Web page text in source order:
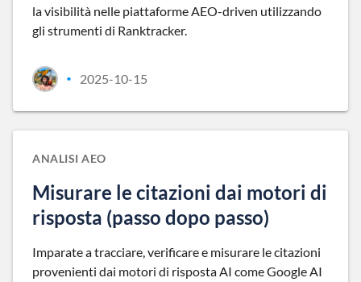
la visibilità nelle piattaforme AEO-driven utilizzando
gli strumenti di Ranktracker.
• 2025-10-15
ANALISI AEO
Misurare le citazioni dai motori di
risposta (passo dopo passo)
Imparate a tracciare, verificare e misurare le citazioni
provenienti dai motori di risposta AI come Google AI